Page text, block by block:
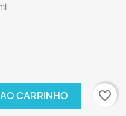
CARRINHO favorite_border